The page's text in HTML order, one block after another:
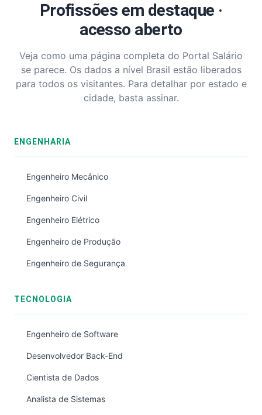
Profissões em destaque ·
acesso aberto
Veja como uma página completa do Portal Salário
se parece. Os dados a nível Brasil estão liberados
para todos os visitantes. Para detalhar por estado e
cidade, basta assinar.
ENGENHARIA
Engenheiro Mecânico
Engenheiro Civil
Engenheiro Elétrico
Engenheiro de Produção
Engenheiro de Segurança
TECNOLOGIA
Engenheiro de Software
Desenvolvedor Back-End
Cientista de Dados
Analista de Sistemas